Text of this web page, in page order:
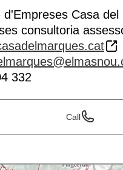
d'Empreses Casa del
consultoria
332
Call